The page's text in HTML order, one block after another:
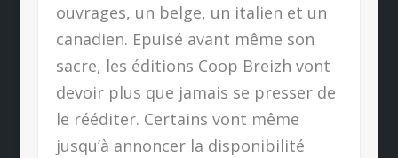
ouvrages, un belge, un italien et un
canadien. Epuisé avant même son
sacre, les éditions Coop Breizh vont
devoir plus que jamais se presser de
le rééditer. Certains vont même
jusqu’à annoncer la disponibilité